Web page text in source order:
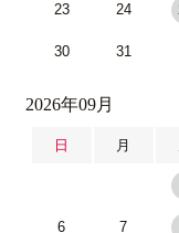
23 24
30 31
2026年09月
日 月
6 7